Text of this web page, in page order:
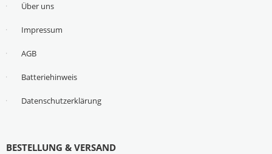
Über uns
Impressum
AGB
Batteriehinweis
Datenschutzerklärung
BESTELLUNG & VERSAND